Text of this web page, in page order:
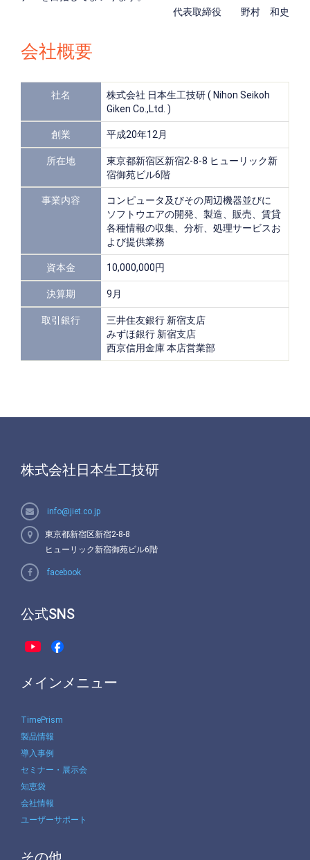
代表取締役 野村 和史
会社概要
社名
株式会社 日本生工技研 ( Nihon Seikoh
Giken Co.,Ltd. )
創業 平成20年12月
所在地
東京都新宿区新宿2-8-8 ヒューリック新
宿御苑ビル6階
事業内容
コンピュータ及びその周辺機器並びに
ソフトウエアの開発、製造、販売、賃貸
各種情報の収集、分析、処理サービスお
よび提供業務
資本金 10,000,000円
決算期 9月
取引銀行
三井住友銀行 新宿支店
みずほ銀行 新宿支店
西京信用金庫 本店営業部
株式会社日本生工技研
info@jiet.co.jp
東京都新宿区新宿2-8-8
ヒューリック新宿御苑ビル6階
facebook
公式SNS
メインメニュー
TimePrism
製品情報
導入事例
セミナー・展示会
知恵袋
会社情報
ユーザーサポート